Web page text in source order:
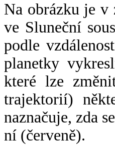
Na obrázku je v
ve Sluneční
podle
planetky
které lze
trajektorií)
naznačuje, zda
ní (červeně).